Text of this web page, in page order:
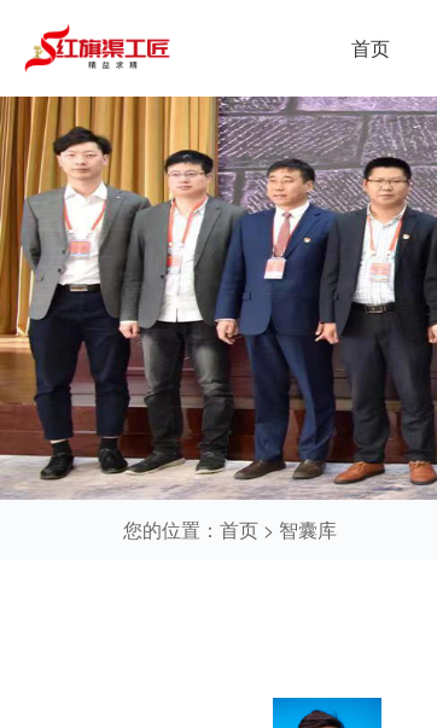
首页
您的位置： 首页 > 智囊库